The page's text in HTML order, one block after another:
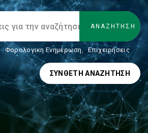
Φορολογικη Ενημέρωση, Επιχειρήσεις
ΣΎΝΘΕΤΗ ΑΝΑΖΉΤΗΣΗ